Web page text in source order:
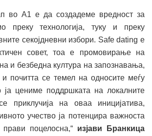
во А1 е да создадеме вредност за
преку технологија, туку и преку
секојдневни избори. Safe dating е
совет, тоа е промовирање на
и безбедна култура на запознавања,
и почитта се темел на односите меѓу
ја цениме поддршката на локалните
приклучија на оваа иницијатива,
учество ја потенцира важноста
поцелосна,“ изјави Бранкица